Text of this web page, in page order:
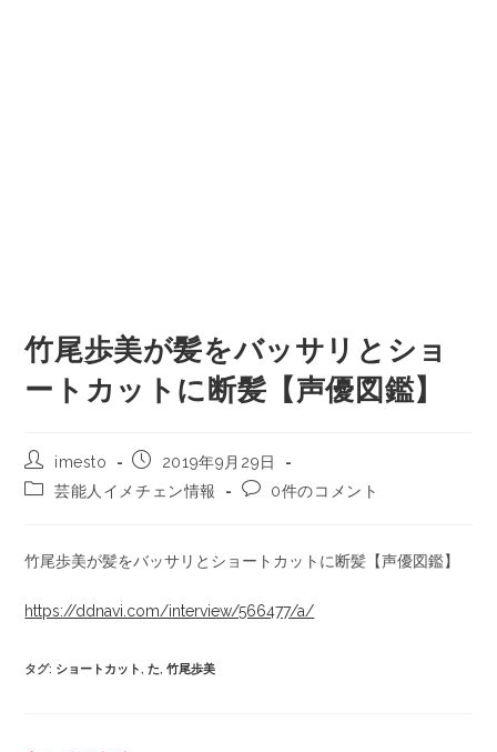
竹尾歩美が髪をバッサリとショ
ートカットに断髪【声優図鑑】
imesto
2019年9月29日
芸能人イメチェン情報
0件のコメント
竹尾歩美が髪をバッサリとショートカットに断髪【声優図鑑】
https://ddnavi.com/interview/566477/a/
タグ: ショートカット, た, 竹尾歩美